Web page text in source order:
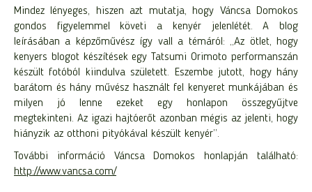
Mindez lényeges, hiszen azt mutatja, hogy Váncsa Domokos
gondos figyelemmel követi a kenyér jelenlétét. A blog
leírásában a képzőművész így vall a témáról: „Az ötlet, hogy
kenyers blogot készítések egy Tatsumi Orimoto performanszán
készült fotóból kiindulva született. Eszembe jutott, hogy hány
barátom és hány művész használt fel kenyeret munkájában és
milyen jó lenne ezeket egy honlapon összegyűjtve
megtekinteni. Az igazi hajtóerőt azonban mégis az jelenti, hogy
hiányzik az otthoni pityókával készült kenyér”.
További információ Váncsa Domokos honlapján található:
http://www.vancsa.com/